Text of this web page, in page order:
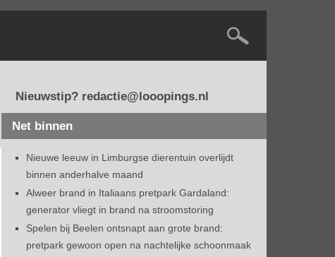
Nieuwstip? redactie@looopings.nl
Net binnen
Nieuwe leeuw in Limburgse dierentuin overlijdt
binnen anderhalve maand
Alweer brand in Italiaans pretpark Gardaland:
generator vliegt in brand na stroomstoring
Spelen bij Beelen ontsnapt aan grote brand:
pretpark gewoon open na nachtelijke schoonmaak